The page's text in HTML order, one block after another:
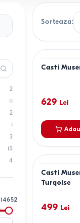
2
11
2
1
3
15
4
1
1
1
14652
Sorteaza:
Casti
629 Lei
Casti
Turqoise
499 Lei